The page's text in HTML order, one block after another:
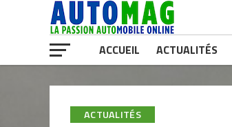
ACCUEIL ACTUALITÉS
ACTUALITÉS